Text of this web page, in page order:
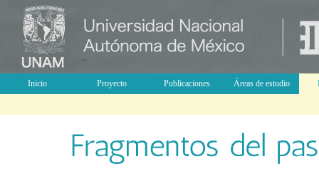
Inicio Proyecto Publicaciones Áreas de estudio